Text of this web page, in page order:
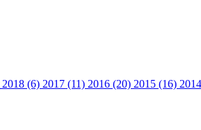
2018 (6) 2017 (11) 2016 (20) 2015 (16)